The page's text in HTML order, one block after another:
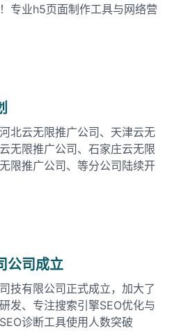
专业h5页面制作工具与网络营
北云无限推广公司、天津云无
无限推广公司、石家庄云无限
限推广公司、等分公司陆续开
公司成立
技有限公司正式成立，加大了
发、专注搜索引擎SEO优化与
诊断工具使用人数突破